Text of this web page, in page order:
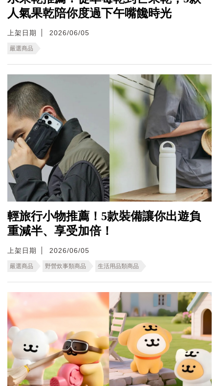
人氣果乾陪你度過下午嘴饞時光
上架日期 2026/06/05
嚴選商品
輕旅行小物推薦！5款裝備讓你出遊負
重減半、享受加倍！
上架日期 2026/06/05
嚴選商品 野營炊事類商品 生活用品類商品